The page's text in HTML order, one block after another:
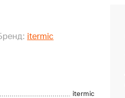
itermic
itermic